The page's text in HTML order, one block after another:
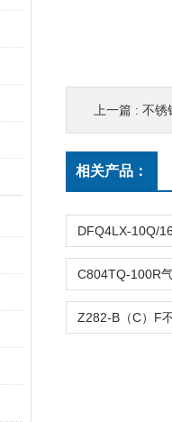
上一篇 : 不锈
相关产品：